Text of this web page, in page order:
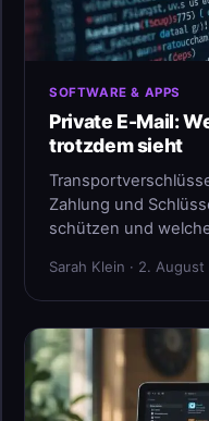
SOFTWARE & APPS
Private E-Mail:
trotzdem sieht
Zahlung und
schützen und
Sarah Klein · 2.